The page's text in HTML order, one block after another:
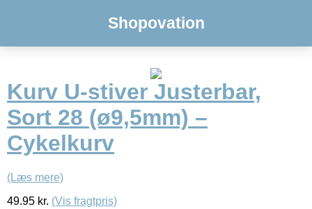
Shopovation
Kurv U-stiver Justerbar,
Sort 28 (ø9,5mm) –
Cykelkurv
(Læs mere)
49.95 kr. (Vis fragtpris)